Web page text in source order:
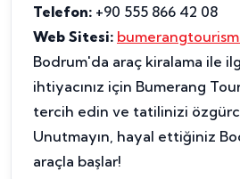
Telefon: +90 555 866 42 08
Web Sitesi:
Bodrum'da araç kiralama ile
ihtiyacınız için Bumerang
tercih edin ve tatilinizi
Unutmayın, hayal ettiğiniz
araçla başlar!